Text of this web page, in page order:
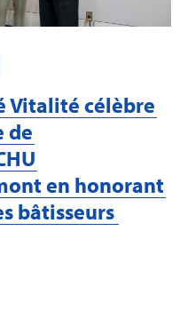
Vitalité célèbre
de
en honorant
bâtisseurs